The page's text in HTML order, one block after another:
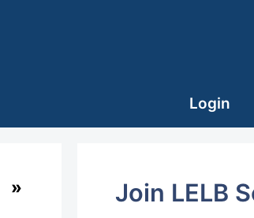
Login
»
Join LELB